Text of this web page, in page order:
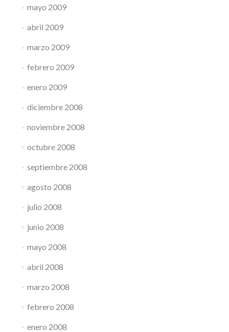
mayo 2009
abril 2009
marzo 2009
febrero 2009
enero 2009
diciembre 2008
noviembre 2008
octubre 2008
septiembre 2008
agosto 2008
julio 2008
junio 2008
mayo 2008
abril 2008
marzo 2008
febrero 2008
enero 2008